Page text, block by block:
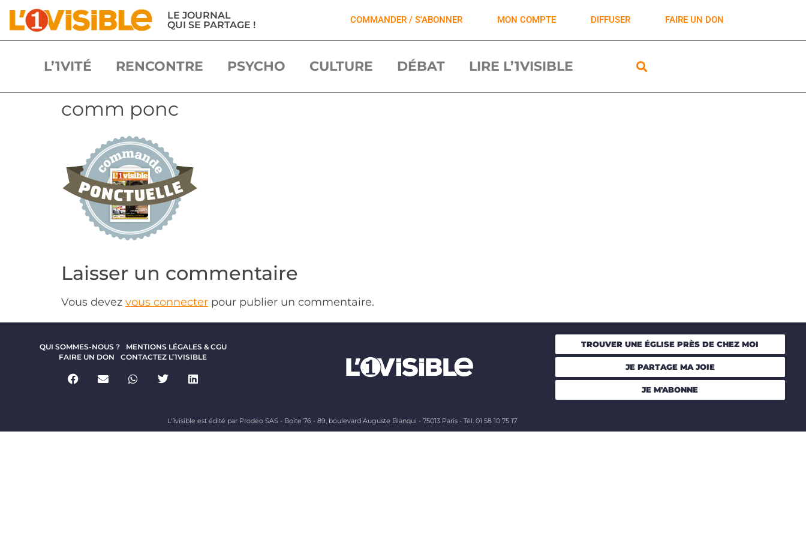
LE JOURNAL
QUI SE PARTAGE !
COMMANDER / S'ABONNER MON COMPTE DIFFUSER FAIRE UN DON
L’1VITÉ RENCONTRE PSYCHO CULTURE DÉBAT LIRE L’1VISIBLE
comm ponc
Laisser un commentaire
Vous devez vous connecter pour publier un commentaire.
QUI SOMMES-NOUS ?
MENTIONS LÉGALES & CGU
FAIRE UN DON
CONTACTEZ L’1VISIBLE
TROUVER UNE ÉGLISE PRÈS DE CHEZ MOI
JE PARTAGE MA JOIE
JE M'ABONNE
L'1visible est édité par Prodeo SAS - Boite 76 - 89, boulevard Auguste Blanqui - 75013 Paris - Tél. 01 58 10 75 17